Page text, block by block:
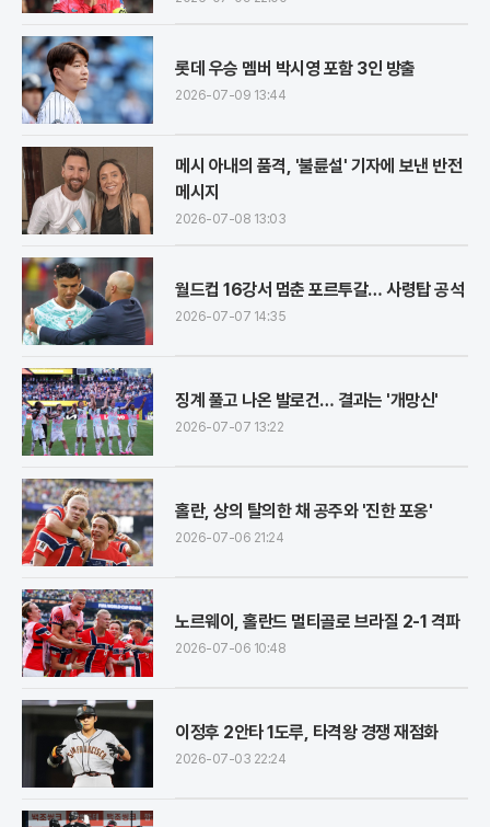
롯데 우승 멤버 박시영 포함 3인 방출
2026-07-09 13:44
메시 아내의 품격, '불륜설' 기자에 보낸 반전
메시지
2026-07-08 13:03
월드컵 16강서 멈춘 포르투갈… 사령탑 공석
2026-07-07 14:35
징계 풀고 나온 발로건… 결과는 '개망신'
2026-07-07 13:22
홀란, 상의 탈의한 채 공주와 '진한 포옹'
2026-07-06 21:24
노르웨이, 홀란드 멀티골로 브라질 2-1 격파
2026-07-06 10:48
이정후 2안타 1도루, 타격왕 경쟁 재점화
2026-07-03 22:24